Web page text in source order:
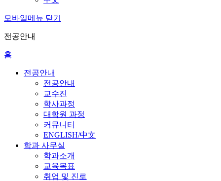
모바일메뉴 닫기
전공안내
홈
전공안내
전공안내
교수진
학사과정
대학원 과정
커뮤니티
ENGLISH/中文
학과 사무실
학과소개
교육목표
취업 및 진로